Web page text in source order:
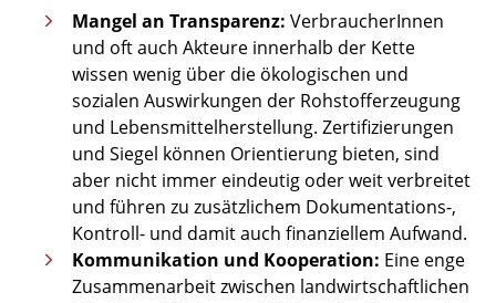
Mangel an Transparenz: VerbraucherInnen
und oft auch Akteure innerhalb der Kette
wissen wenig über die ökologischen und
sozialen Auswirkungen der Rohstofferzeugung
und Lebensmittelherstellung. Zertifizierungen
und Siegel können Orientierung bieten, sind
aber nicht immer eindeutig oder weit verbreitet
und führen zu zusätzlichem Dokumentations-,
Kontroll- und damit auch finanziellem Aufwand.
Kommunikation und Kooperation: Eine enge
Zusammenarbeit zwischen landwirtschaftlichen